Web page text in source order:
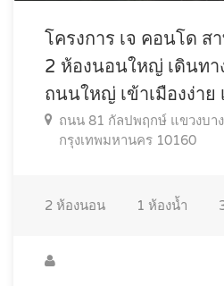
โครงการ เจ คอนโด
2 ห้องนอนใหญ่ เดินทา
ถนนใหญ่ เข้าเมืองง่าย
ถนน 81 กัลปพฤกษ์ แขวงบา
กรุงเทพมหานคร 10160
2 ห้องนอน 1 ห้องน้ำ